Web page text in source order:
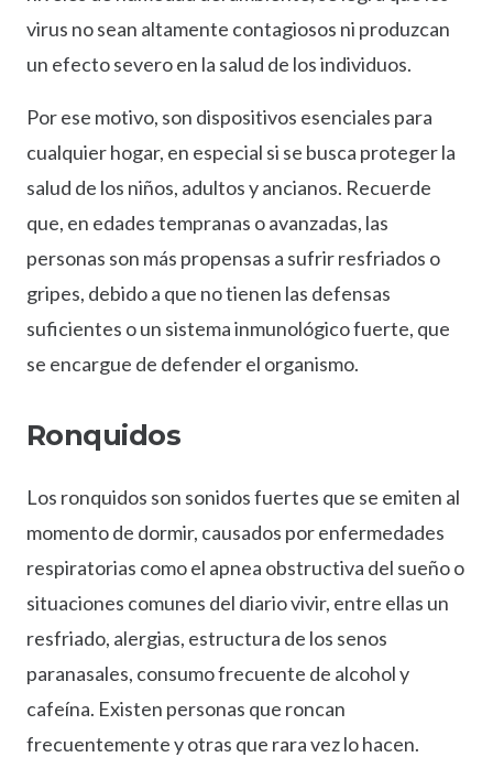
virus no sean altamente contagiosos ni produzcan
un efecto severo en la salud de los individuos.
Por ese motivo, son dispositivos esenciales para
cualquier hogar, en especial si se busca proteger la
salud de los niños, adultos y ancianos. Recuerde
que, en edades tempranas o avanzadas, las
personas son más propensas a sufrir resfriados o
gripes, debido a que no tienen las defensas
suficientes o un sistema inmunológico fuerte, que
se encargue de defender el organismo.
Ronquidos
Los ronquidos son sonidos fuertes que se emiten al
momento de dormir, causados por enfermedades
respiratorias como el apnea obstructiva del sueño o
situaciones comunes del diario vivir, entre ellas un
resfriado, alergias, estructura de los senos
paranasales, consumo frecuente de alcohol y
cafeína. Existen personas que roncan
frecuentemente y otras que rara vez lo hacen.